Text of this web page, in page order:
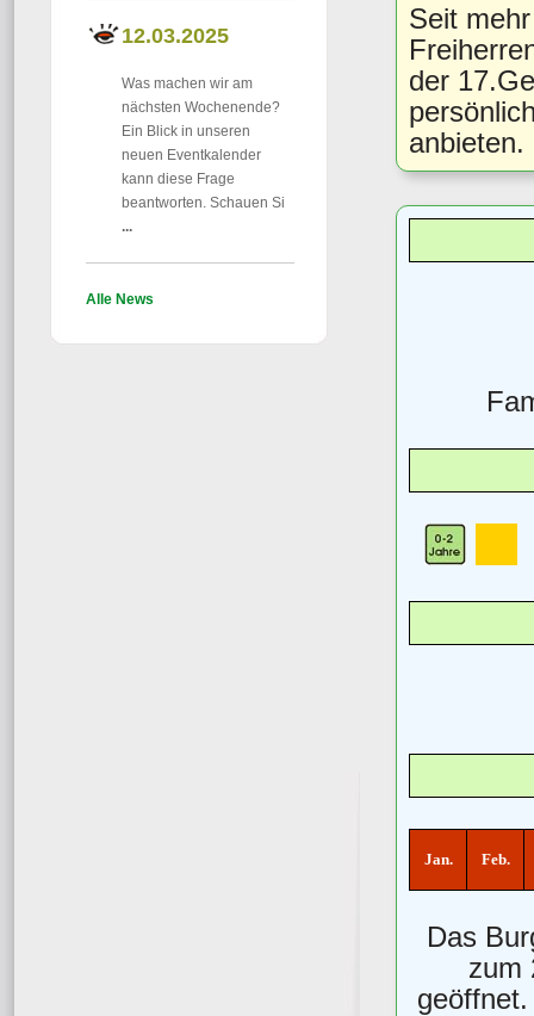
12.03.2025
Was machen wir am
nächsten Wochenende?
Ein Blick in unseren
neuen Eventkalender
kann diese Frage
beantworten. Schauen Si
...
Alle News
Seit
der
anbieten.
Jan. Feb.
Das
zum